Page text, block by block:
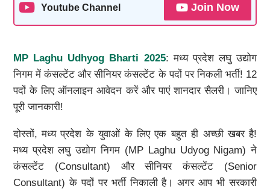
Youtube Channel Join Now
MP Laghu Udhyog Bharti 2025: मध्य प्रदेश लघु उद्योग
निगम में कंसल्टेंट और सीनियर कंसल्टेंट के पदों पर निकली भर्ती! 12
पदों के लिए ऑनलाइन आवेदन करें और पाएं शानदार सैलरी। जानिए
पूरी जानकारी!
दोस्तों, मध्य प्रदेश के युवाओं के लिए एक बहुत ही अच्छी खबर है!
मध्य प्रदेश लघु उद्योग निगम (MP Laghu Udyog Nigam) ने
कंसल्टेंट (Consultant) और सीनियर कंसल्टेंट (Senior
Consultant) के पदों पर भर्ती निकाली है। अगर आप भी सरकारी